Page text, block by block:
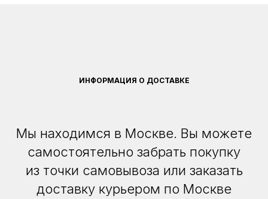
ИНФОРМАЦИЯ О ДОСТАВКЕ
Мы находимся в Москве. Вы можете
самостоятельно забрать покупку
из точки самовывоза или заказать
доставку курьером по Москве